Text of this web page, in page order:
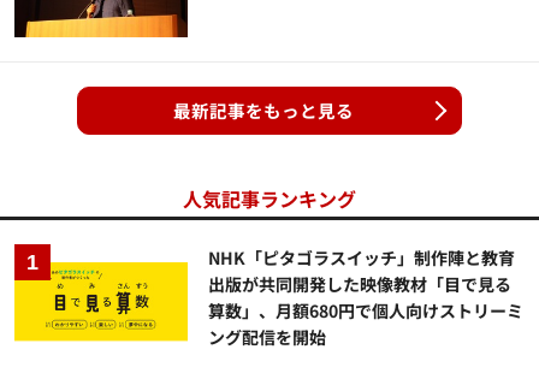
最新記事をもっと見る
人気記事ランキング
NHK「ピタゴラスイッチ」制作陣と教育
出版が共同開発した映像教材「目で見る
算数」、月額680円で個人向けストリーミ
ング配信を開始